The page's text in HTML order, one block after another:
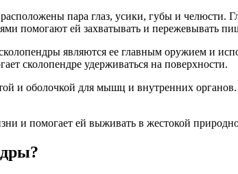
пара глаз, усики, губы и челюсти.
помогают ей захватывать и пережевывать
являются ее главным оружием и
сколопендре удерживаться на поверхности.
и оболочкой для мышц и внутренних
и помогает ей выживать в жестокой